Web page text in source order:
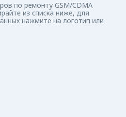
по ремонту GSM/CDMA
из списка ниже, для
нажмите на логотип или